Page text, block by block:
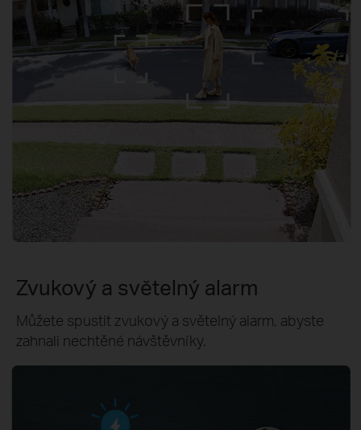
Zvukový a světelný alarm
Můžete spustit zvukový a světelný alarm, abyste
zahnali nechtěné návštěvníky.